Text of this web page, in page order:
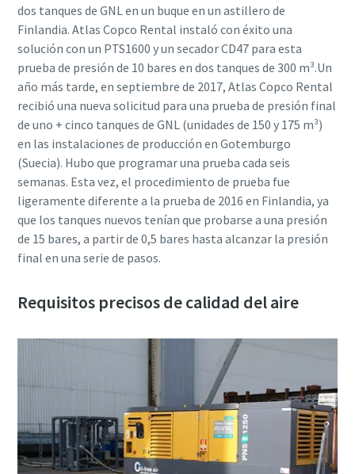
dos tanques de GNL en un buque en un astillero de
Finlandia. Atlas Copco Rental instaló con éxito una
solución con un PTS1600 y un secador CD47 para esta
prueba de presión de 10 bares en dos tanques de 300 m³.Un
año más tarde, en septiembre de 2017, Atlas Copco Rental
recibió una nueva solicitud para una prueba de presión final
de uno + cinco tanques de GNL (unidades de 150 y 175 m³)
en las instalaciones de producción en Gotemburgo
(Suecia). Hubo que programar una prueba cada seis
semanas. Esta vez, el procedimiento de prueba fue
ligeramente diferente a la prueba de 2016 en Finlandia, ya
que los tanques nuevos tenían que probarse a una presión
de 15 bares, a partir de 0,5 bares hasta alcanzar la presión
final en una serie de pasos.
Requisitos precisos de calidad del aire